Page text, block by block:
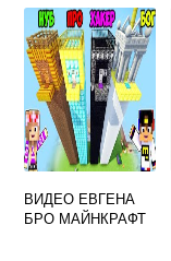
MINECRAFT
ВИДЕО ЕВГЕНА
БРО МАЙНКРАФТ